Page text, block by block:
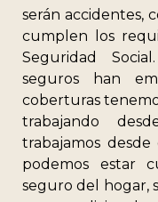
serán accidentes,
cumplen los
Seguridad
seguros han
coberturas
trabajando
trabajamos desde
podemos estar
seguro del hogar,